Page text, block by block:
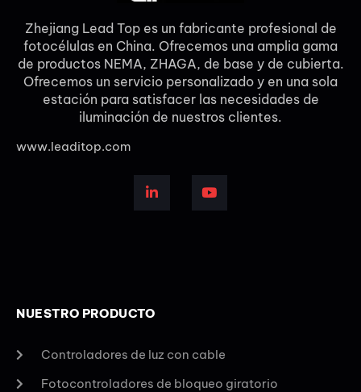
Zhejiang Lead Top es un fabricante profesional de
fotocélulas en China. Ofrecemos una amplia gama
de productos NEMA, ZHAGA, de base y de cubierta.
Ofrecemos un servicio personalizado y en una sola
estación para satisfacer las necesidades de
iluminación de nuestros clientes.
www.leaditop.com
NUESTRO PRODUCTO
Controladores de luz con cable
Fotocontroladores de bloqueo giratorio